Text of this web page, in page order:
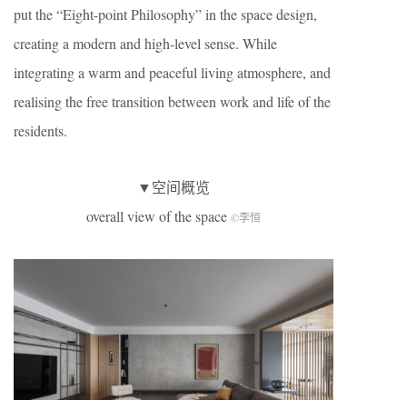
put the “Eight-point Philosophy” in the space design,
creating a modern and high-level sense. While
integrating a warm and peaceful living atmosphere, and
realising the free transition between work and life of the
residents.
▼空间概览
overall view of the space ©李恒